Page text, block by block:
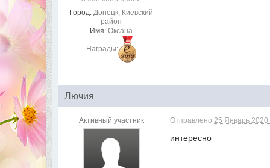
Город: Донецк, Киевский
район
Имя: Оксана
Награды:
Лючия
Активный участник Отправлено25 Январь 2020
интересно